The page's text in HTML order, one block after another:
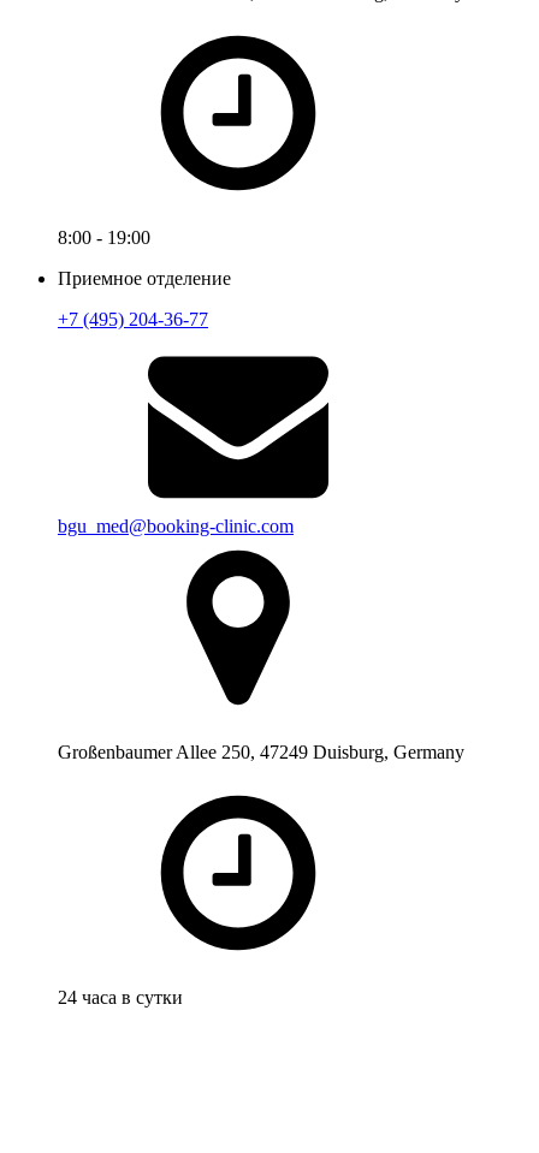
8:00 - 19:00
Приемное отделение
+7 (495) 204-36-77
bgu_med@booking-clinic.com
Großenbaumer Allee 250, 47249 Duisburg, Germany
24 часа в сутки